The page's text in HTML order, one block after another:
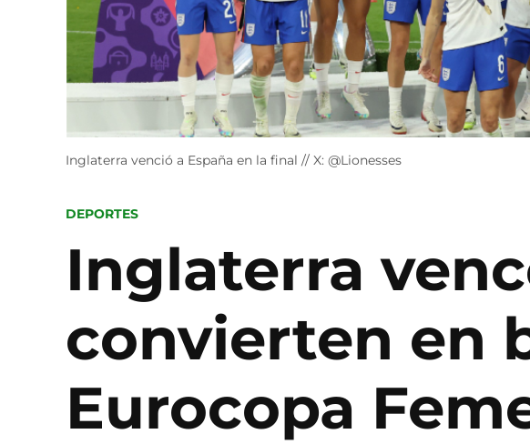
Inglaterra venció a España en la final // X: @Lionesses
POSTED
DEPORTES
Inglaterra
convierten en
Eurocopa